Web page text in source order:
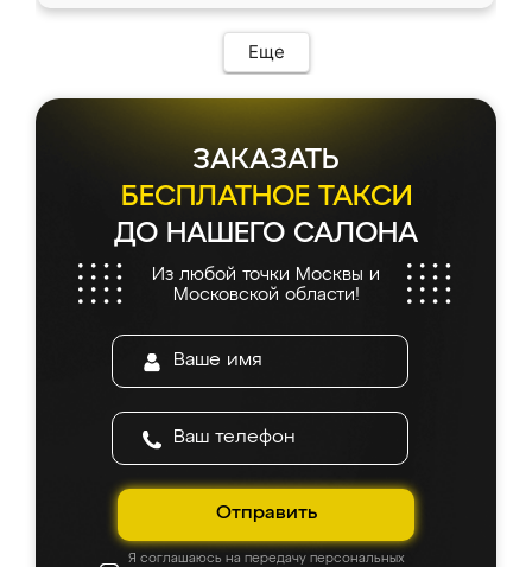
Еще
ЗАКАЗАТЬ
БЕСПЛАТНОЕ ТАКСИ
ДО НАШЕГО САЛОНА
Из любой точки Москвы и
Московской области!
Отправить
Я соглашаюсь на передачу персональных